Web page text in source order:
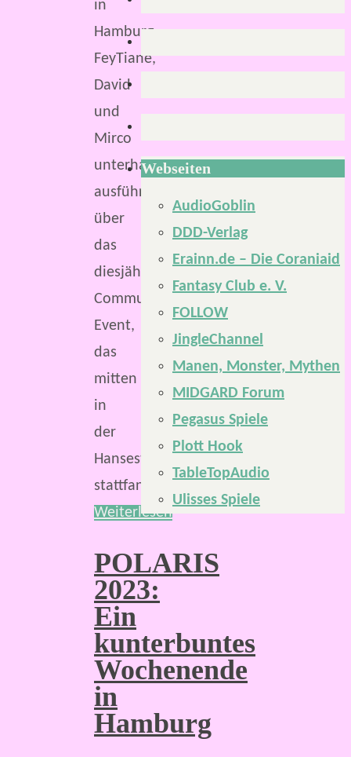
in
Hamburg.
FeyTiane,
David
und
Mirco
unterhalten
ausführlich
über
das
diesjährige
Community-
Event,
das
mitten
in
der
Hansestadt
stattfand.
Weiterlesen
POLARIS
2023:
Ein
kunterbuntes
Wochenende
in
Hamburg
Webseiten
AudioGoblin
DDD-Verlag
Erainn.de – Die Coraniaid
Fantasy Club e. V.
FOLLOW
JingleChannel
Manen, Monster, Mythen
MIDGARD Forum
Pegasus Spiele
Plott Hook
TableTopAudio
Ulisses Spiele